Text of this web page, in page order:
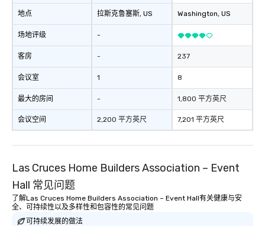
地点
场地评级
客房
会议室
最大的房间
会议空间
拉斯克鲁塞斯, US
-
-
1
-
2,200 平方英尺
Washington, US
237
8
1,800 平方英尺
7,201 平方英尺
Las Cruces Home Builders Association – Event
Hall 常见问题
了解Las Cruces Home Builders Association – Event Hall有关健康与安
全、可持续性以及多样性和包容性的常见问题
可持续发展的做法